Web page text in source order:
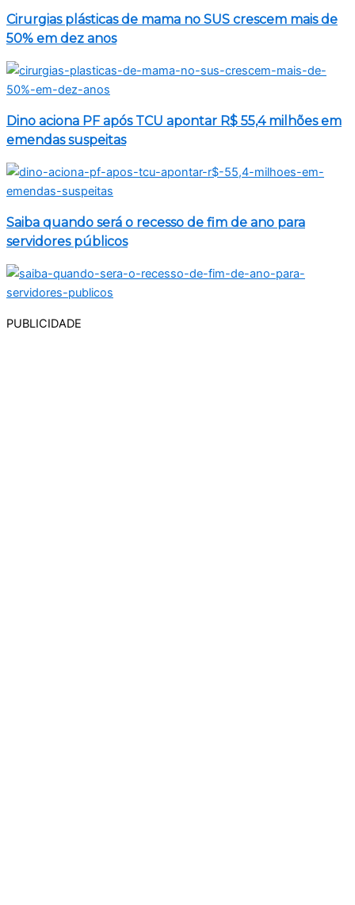
Cirurgias plásticas de mama no SUS crescem mais de
50% em dez anos
Dino aciona PF após TCU apontar R$ 55,4 milhões em
emendas suspeitas
Saiba quando será o recesso de fim de ano para
servidores públicos
PUBLICIDADE